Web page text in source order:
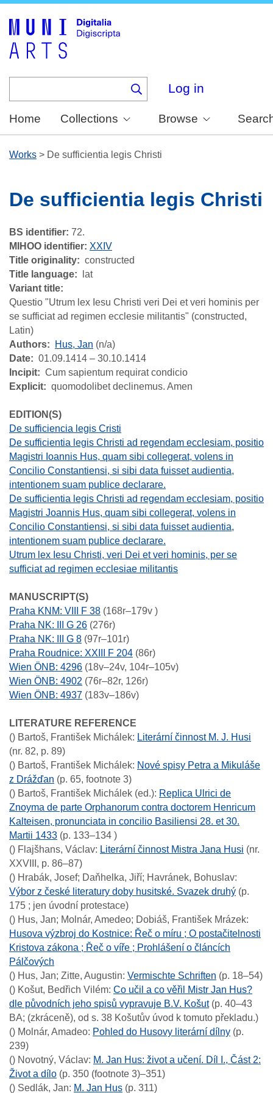
Log in
Home Collections Browse
Works > De sufficientia legis Christi
De sufficientia legis Christi
BS identifier: 72.
MIHOO identifier: XXIV
Title originality
constructed
Title language
lat
Variant title
Questio "Utrum lex Iesu Christi veri Dei et veri hominis per
se sufficiat ad regimen ecclesie militantis" (constructed,
Latin)
Authors
Hus, Jan (n/a)
Date
01.09.1414 – 30.10.1414
Incipit
Cum sapientum requirat condicio
Explicit
quomodolibet declinemus. Amen
EDITION(S)
De sufficiencia legis Cristi
De sufficientia legis Christi ad regendam ecclesiam, positio
Magistri Ioannis Hus, quam sibi collegerat, volens in
Concilio Constantiensi, si sibi data fuisset audientia,
intentionem suam publice declarare.
De sufficientia legis Christi ad regendam ecclesiam, positio
Magistri Joannis Hus, quam sibi collegerat, volens in
Concilio Constantiensi, si sibi data fuisset audientia,
intentionem suam publice declarare.
Utrum lex Iesu Christi, veri Dei et veri hominis, per se
sufficiat ad regimen ecclesiae militantis
MANUSCRIPT(S)
Praha KNM: VIII F 38 (168r–179v )
Praha NK: III G 26 (276r)
Praha NK: III G 8 (97r–101r)
Praha Roudnice: XXIII F 204 (86r)
Wien ÖNB: 4296 (18v–24v, 104r–105v)
Wien ÖNB: 4902 (76r–82r, 126r)
Wien ÖNB: 4937 (183v–186v)
LITERATURE REFERENCE
() Bartoš, František Michálek: Literární činnost M. J. Husi
(nr. 82, p. 89)
() Bartoš, František Michálek: Nové spisy Petra a Mikuláše
z Drážďan (p. 65, footnote 3)
() Bartoš, František Michálek (ed.): Replica Ulrici de
Znoyma de parte Orphanorum contra doctorem Henricum
Kalteisen, pronunciata in concilio Basiliensi 28. et 30.
Martii 1433 (p. 133–134 )
() Flajšhans, Václav: Literární činnost Mistra Jana Husi (nr.
XXVIII, p. 86–87)
() Hrabák, Josef; Daňhelka, Jiří; Havránek, Bohuslav:
Výbor z české literatury doby husitské. Svazek druhý (p.
175 ; jen úvodní protestace)
() Hus, Jan; Molnár, Amedeo; Dobiáš, František Mrázek:
Husova výzbroj do Kostnice: Řeč o míru ; O postačitelnosti
Kristova zákona ; Řeč o víře ; Prohlášení o článcích
Pálčových
() Hus, Jan; Zitte, Augustin: Vermischte Schriften (p. 18–54)
() Košut, Bedřich Vilém: Co učil a co věřil Mistr Jan Hus?
dle původních jeho spisů vypravuje B.V. Košut(p. 40–43
BA; (zkráceně), od s. 38 Košutův úvod k tomuto překladu.)
() Molnár, Amadeo: Pohled do Husovy literární dílny (p.
239)
() Novotný, Václav: M. Jan Hus: život a učení. Díl I., Část 2:
Život a dílo (p. 350 (footnote 3)–351)
() Sedlák, Jan: M. Jan Hus (p. 311)